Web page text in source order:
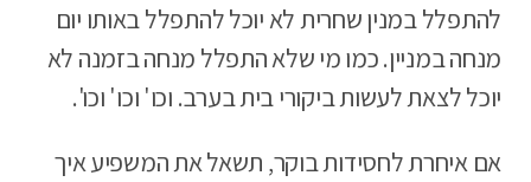
להתפלל במנין שחרית לא יוכל להתפלל באותו יום
מנחה במניין. כמו מי שלא התפלל מנחה בזמנה לא
יוכל לצאת לעשות ביקורי בית בערב. וכו' וכו' וכו'.
אם איחרת לחסידות בוקר, תשאל את המשפיע איך